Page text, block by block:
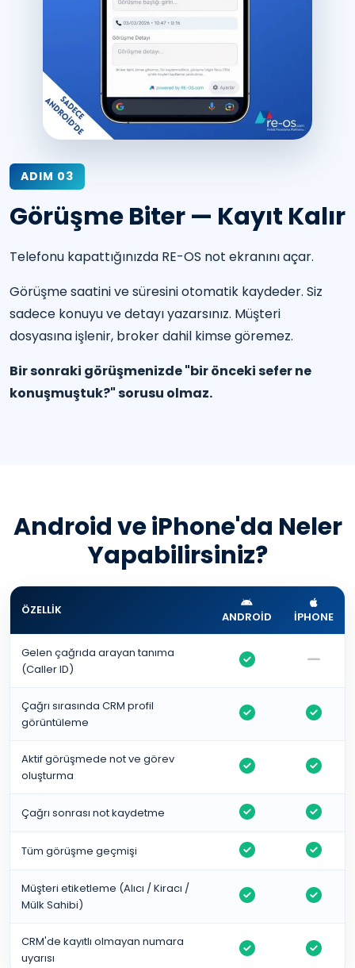
ADIM 03
Görüşme Biter — Kayıt Kalır
Telefonu kapattığınızda RE-OS not ekranını açar.
Görüşme saatini ve süresini otomatik kaydeder. Siz
sadece konuyu ve detayı yazarsınız. Müşteri
dosyasına işlenir, broker dahil kimse göremez.
Bir sonraki görüşmenizde "bir önceki sefer ne
konuşmuştuk?" sorusu olmaz.
Android ve iPhone'da Neler
Yapabilirsiniz?
ÖZELLIK ANDROID IPHONE
Gelen çağrıda arayan tanıma
(Caller ID)
Çağrı sırasında CRM profil
görüntüleme
Aktif görüşmede not ve görev
oluşturma
Çağrı sonrası not kaydetme
Tüm görüşme geçmişi
Müşteri etiketleme (Alıcı / Kiracı /
Mülk Sahibi)
CRM'de kayıtlı olmayan numara
uyarısı